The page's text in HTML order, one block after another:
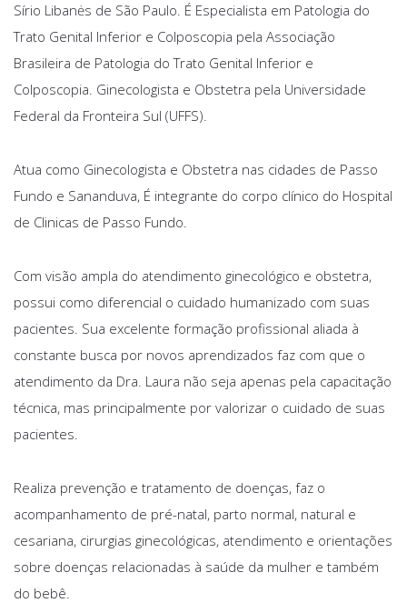
Sírio Libanės de São Paulo. É Especialista em Patologia do
Trato Genital Inferior e Colposcopia pela Associação
Brasileira de Patologia do Trato Genital Inferior e
Colposcopia. Ginecologista e Obstetra pela Universidade
Federal da Fronteira Sul (UFFS).
Atua como Ginecologista e Obstetra nas cidades de Passo
Fundo e Sananduva, É integrante do corpo clínico do Hospital
de Clinicas de Passo Fundo.
Com visão ampla do atendimento ginecológico e obstetra,
possui como diferencial o cuidado humanizado com suas
pacientes. Sua excelente formação profissional aliada à
constante busca por novos aprendizados faz com que o
atendimento da Dra. Laura não seja apenas pela capacitação
técnica, mas principalmente por valorizar o cuidado de suas
pacientes.
Realiza prevenção e tratamento de doenças, faz o
acompanhamento de pré-natal, parto normal, natural e
cesariana, cirurgias ginecológicas, atendimento e orientações
sobre doenças relacionadas à saúde da mulher e também
do bebê.